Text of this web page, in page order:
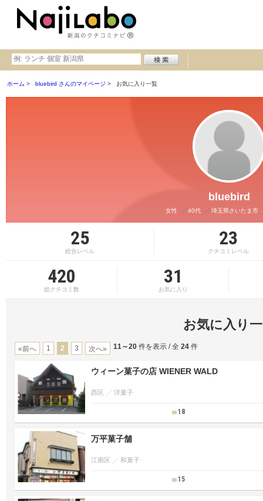
ホーム bluebird さんのマイページ お気に入り一覧
bluebird
女性 40代 埼玉県さいたま市
25
総合レベル
23
クチコミレベル
420
総クチコミ数
31
お気に入り
お気に入り
«前へ 1 2 3 次へ» 11～20 件を表示 / 全 24 件
ウィーン菓子の店 WIENER WALD
西区 洋菓子
18
万平菓子舗
江南区 和菓子
15